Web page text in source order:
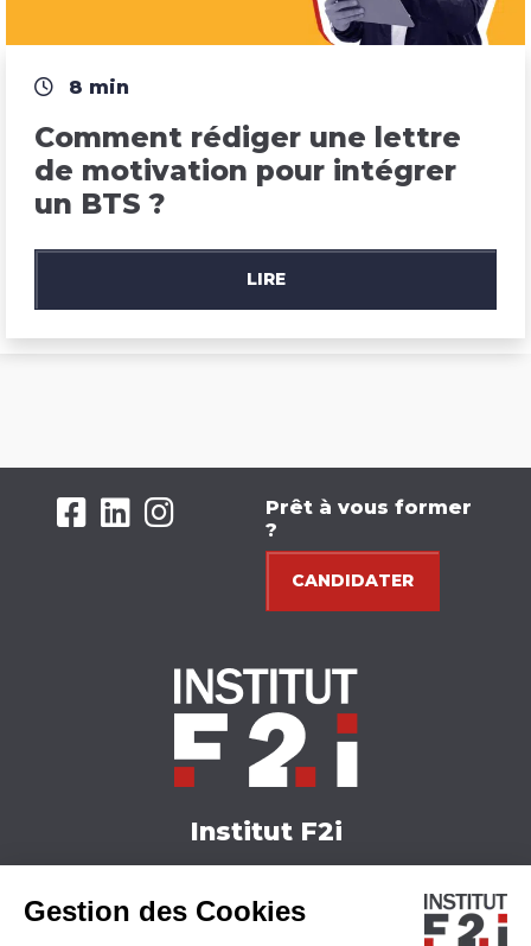
Gestion des Cookies
8 min
Comment rédiger une lettre
de motivation pour intégrer
un BTS ?
LIRE
Prêt à vous former
?
CANDIDATER
Institut F2i
Actualités